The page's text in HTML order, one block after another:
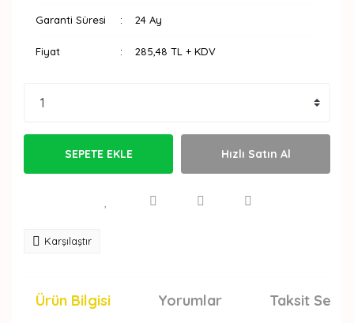
Garanti Süresi 24 Ay
Fiyat 285,48 TL + KDV
SEPETE EKLE Hızlı Satın Al
Karşılaştır
Ürün Bilgisi Yorumlar Taksit